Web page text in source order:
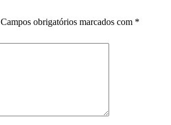
Campos obrigatórios marcados com *